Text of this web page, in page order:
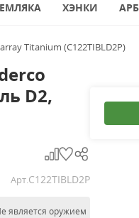
ХЭНКИ
Titanium (C122TIBLD2P)
D2,
Арт.C122TIBLD2P
является оружием